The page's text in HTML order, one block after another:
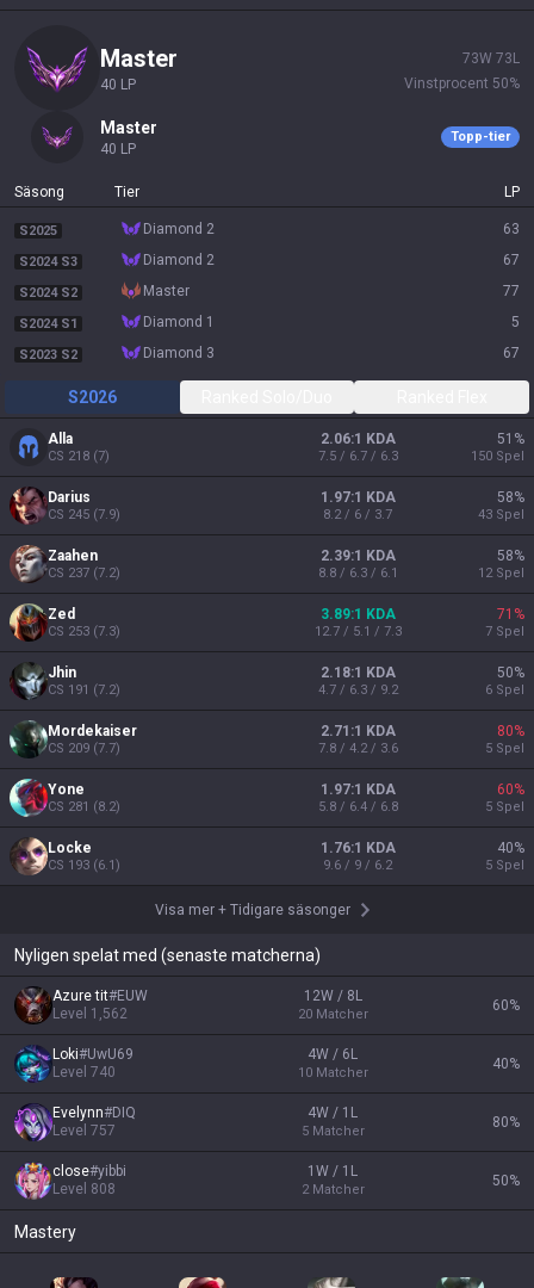
master
40 LP
73W 73 L
Vinstprocent 50%
master
40 LP
Topp-tier
Säsong Tier LP
S2025 diamond 2 63
S2024 S3 diamond 2 67
S2024 S2 master 77
S2024 S1 diamond 1 5
S2023 S2 diamond 3 67
S2026
Alla
CS 218 (7)
2.06:1 KDA
7.5 / 6.7 / 6.3
51 %
150 Spel
Darius
CS 245 (7.9)
1.97:1 KDA
8.2 / 6 / 3.7
58%
43 Spel
Zaahen
CS 237 (7.2)
2.39:1 KDA
8.8 / 6.3 / 6.1
58%
12 Spel
Zed
CS 253 (7.3)
3.89:1 KDA
12.7 / 5.1 / 7.3
71 %
7 Spel
Jhin
CS 191 (7.2)
2.18:1 KDA
4.7 / 6.3 / 9.2
50%
6 Spel
Mordekaiser
CS 209 (7.7)
2.71:1 KDA
7.8 / 4.2 / 3.6
80%
5 Spel
Yone
CS 281 (8.2)
1.97:1 KDA
5.8 / 6.4 / 6.8
60%
5 Spel
Locke
CS 193 (6.1)
1.76:1 KDA
9.6 / 9 / 6.2
40%
5 Spel
Visa mer + Tidigare säsonger
Nyligen spelat med (senaste matcherna)
Azure tit#EUW
Level 1,562
12W / 8L
20 Matcher
60%
Loki#UwU69
Level 740
4W / 6L
10 Matcher
40%
Evelynn#DIQ
Level 757
4W / 1L
5 Matcher
80%
close#yibbi
Level 808
1W / 1L
2 Matcher
50%
Mastery